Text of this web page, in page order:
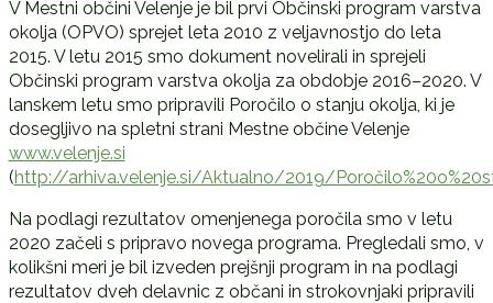
V Mestni občini Velenje je bil prvi Občinski program varstva
okolja (OPVO) sprejet leta 2010 z veljavnostjo do leta
2015. V letu 2015 smo dokument novelirali in sprejeli
Občinski program varstva okolja za obdobje 2016–2020. V
lanskem letu smo pripravili Poročilo o stanju okolja, ki je
dosegljivo na spletni strani Mestne občine Velenje
www.velenje.si
(http://arhiva.velenje.si/Aktualno/2019/
Na podlagi rezultatov omenjenega poročila smo v letu
2020 začeli s pripravo novega programa. Pregledali smo, v
kolikšni meri je bil izveden prejšnji program in na podlagi
rezultatov dveh delavnic z občani in strokovnjaki pripravili